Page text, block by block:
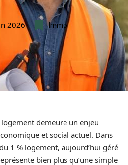
2026 Immo
logement demeure un enjeu
et social actuel. Dans
1 % logement, aujourd’hui géré
bien plus qu’une simple